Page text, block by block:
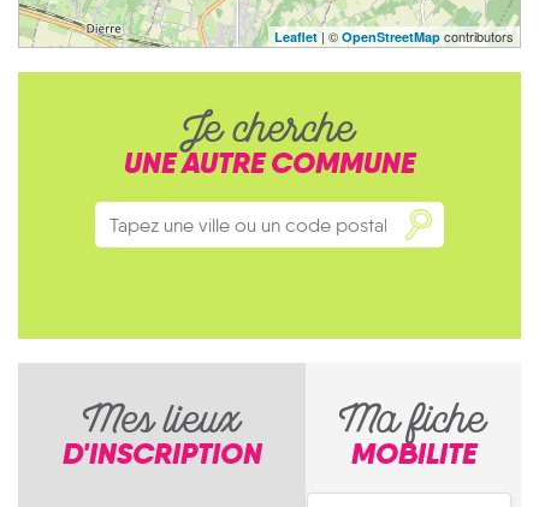
Leaflet| © OpenStreetMap contributors
Je cherche
UNE AUTRE COMMUNE
Mes lieux
D'INSCRIPTION Ma fiche
MOBILITE